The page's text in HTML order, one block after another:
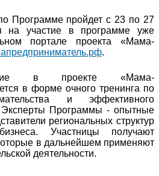
Программе пройдет с 23 по 27
на участие в программе уже
портале проекта «Мама-
.
в проекте «Мама-
в форме очного тренинга по
и эффективного
Эксперты Программы - опытные
региональных структур
Участницы получают
в дальнейшем применяют
деятельности.